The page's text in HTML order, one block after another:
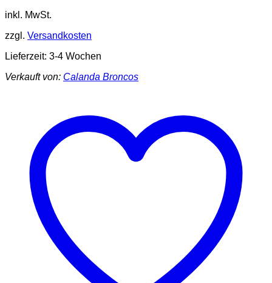
inkl. MwSt.
zzgl. Versandkosten
Lieferzeit: 3-4 Wochen
Verkauft von: Calanda Broncos